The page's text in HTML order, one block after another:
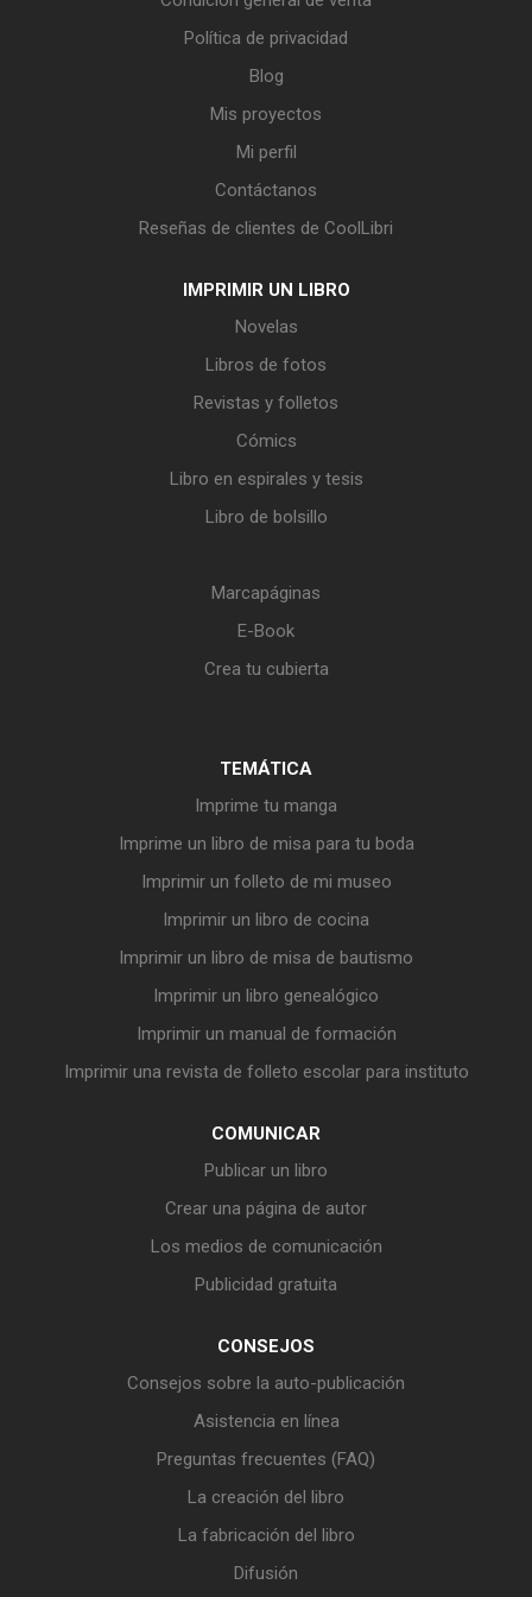
Política de privacidad
Blog
Mis proyectos
Mi perfil
Contáctanos
Reseñas de clientes de CoolLibri
IMPRIMIR UN LIBRO
Novelas
Libros de fotos
Revistas y folletos
Cómics
Libro en espirales y tesis
Libro de bolsillo
Marcapáginas
E-Book
Crea tu cubierta
TEMÁTICA
Imprime tu manga
Imprime un libro de misa para tu boda
Imprimir un folleto de mi museo
Imprimir un libro de cocina
Imprimir un libro de misa de bautismo
Imprimir un libro genealógico
Imprimir un manual de formación
Imprimir una revista de folleto escolar para instituto
COMUNICAR
Publicar un libro
Crear una página de autor
Los medios de comunicación
Publicidad gratuita
CONSEJOS
Consejos sobre la auto-publicación
Asistencia en línea
Preguntas frecuentes (FAQ)
La creación del libro
La fabricación del libro
Difusión